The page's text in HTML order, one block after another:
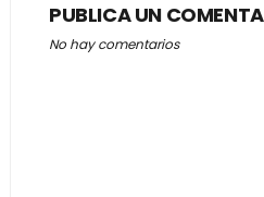
PUBLICA UN
No hay comentarios